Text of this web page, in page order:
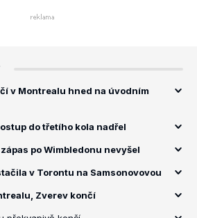
v Montrealu hned na úvodním
do třetího kola nadřel
po Wimbledonu nevyšel
v Torontu na Samsonovovou
Zverev končí